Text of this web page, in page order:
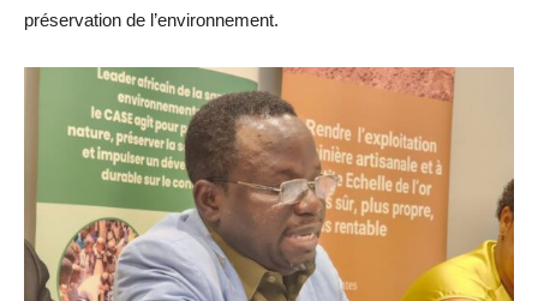
préservation de l’environnement.